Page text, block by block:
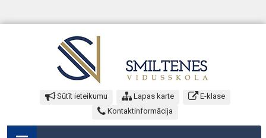
Sūtīt ieteikumu Lapas karte
E-klase
Kontaktinformācija